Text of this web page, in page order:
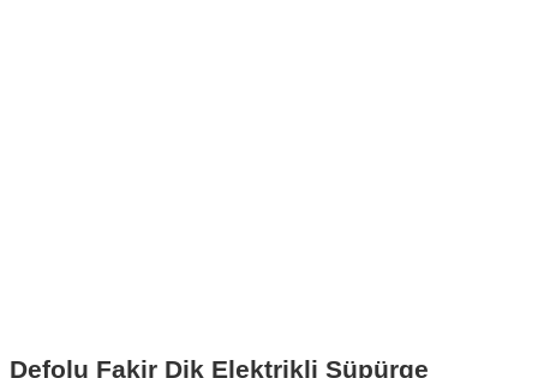
Defolu Fakir Dik Elektrikli Süpürge